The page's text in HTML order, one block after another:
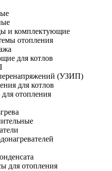
и комплектующие
отопления
для котлов
(УЗИП)
для котлов
отопления
для отопления